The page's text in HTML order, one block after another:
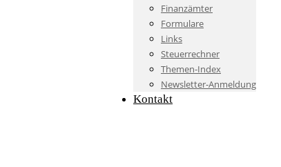
Finanzämter
Formulare
Links
Steuerrechner
Themen-Index
Newsletter-Anmeldung
Kontakt